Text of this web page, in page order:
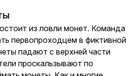
из ловли монет. Команда
первопроходцем в фиктивной
падают с верхней части
проскальзывают по